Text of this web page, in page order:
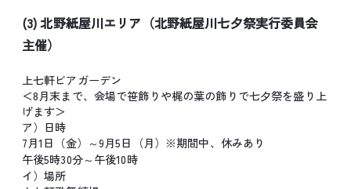
(3) 北野紙屋川エリア（北野紙屋川七夕祭実行委員会
主催）
上七軒ビアガーデン
＜8月末まで、会場で笹飾りや梶の葉の飾りで七夕祭を盛り上
げます＞
ア）日時
7月1日（金）～9月5日（月）※期間中、休みあり
午後5時30分～午後10時
イ）場所